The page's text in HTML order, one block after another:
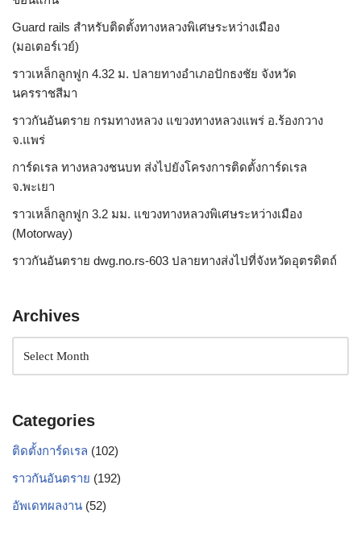
Guard rails สำหรับติดตั้งทางหลวงพิเศษระหว่างเมือง
(มอเตอร์เวย์)
ราวเหล็กลูกฟูก 4.32 ม. ปลายทางอำเภอปักธงชัย จังหวัด
นครราชสีมา
ราวกันอันตราย กรมทางหลวง แขวงทางหลวงแพร่ อ.ร้องกวาง
จ.แพร่
การ์ดเรล ทางหลวงชนบท ส่งไปยังโครงการติดตั้งการ์ดเรล
จ.พะเยา
ราวเหล็กลูกฟูก 3.2 มม. แขวงทางหลวงพิเศษระหว่างเมือง
(Motorway)
ราวกันอันตราย dwg.no.rs-603 ปลายทางส่งไปที่จังหวัดอุตรดิตถ์
Archives
Categories
ติดตั้งการ์ดเรล (102)
ราวกันอันตราย (192)
อัพเดทผลงาน (52)